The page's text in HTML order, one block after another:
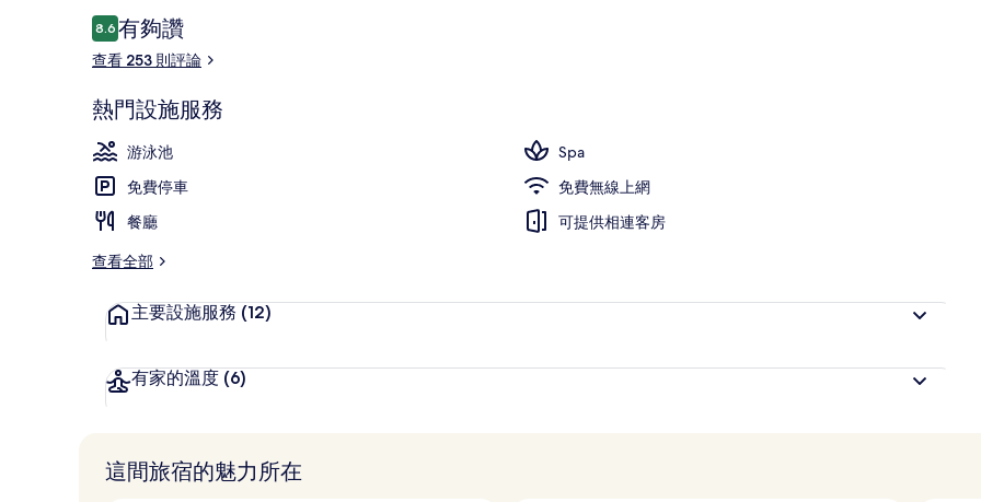
雙人療程室
評
論
8.68.6 分，滿分 10 分，
有夠讚
查看 253 則評論
熱門設施服務
游泳池
Spa
免費停車
免費無線上網
餐廳
可提供相連客房
查看全部
主要設施服務 (12)
有家的溫度 (6)
這間旅宿的魅力所在